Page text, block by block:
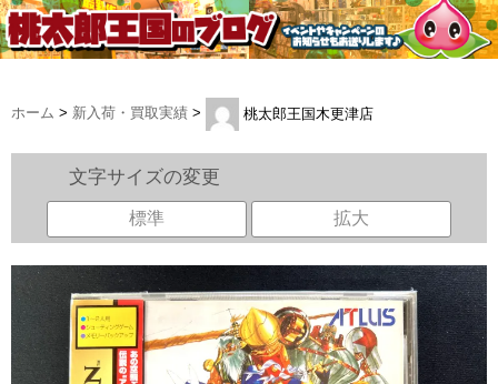
ホーム > 新入荷・買取実績 > 桃太郎王国木更津店
文字サイズの変更
標準 拡大